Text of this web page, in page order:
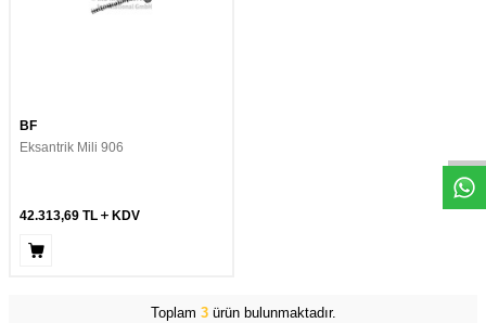
BF
Eksantrik Mili 906
42.313,69 TL KDV
Toplam 3ürün bulunmaktadır.